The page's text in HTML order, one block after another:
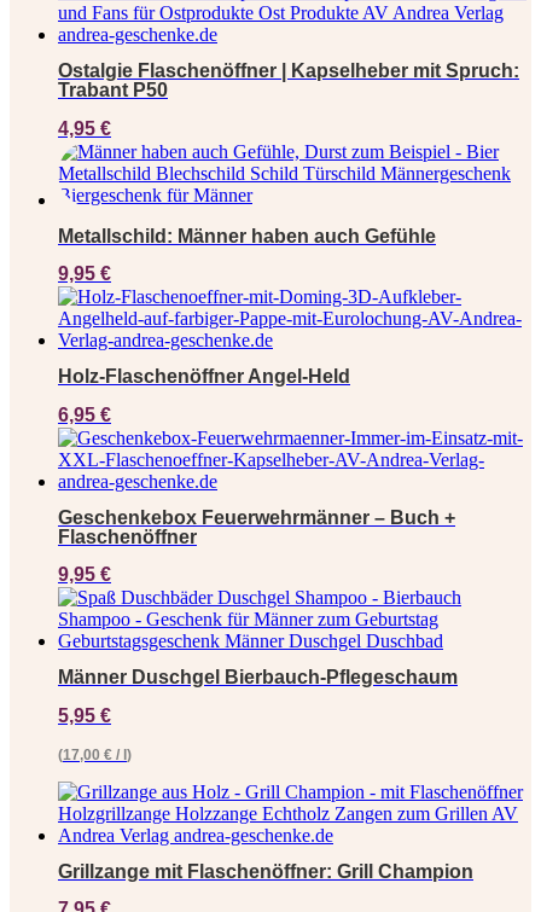
Ostalgie Flaschenöffner | Kapselheber mit Spruch:
Trabant P50
4,95 €
Metallschild: Männer haben auch Gefühle
9,95 €
Holz-Flaschenöffner Angel-Held
6,95 €
Geschenkebox Feuerwehrmänner – Buch +
Flaschenöffner
9,95 €
Männer Duschgel Bierbauch-Pflegeschaum
5,95 €
(17,00 € / l)
Grillzange mit Flaschenöffner: Grill Champion